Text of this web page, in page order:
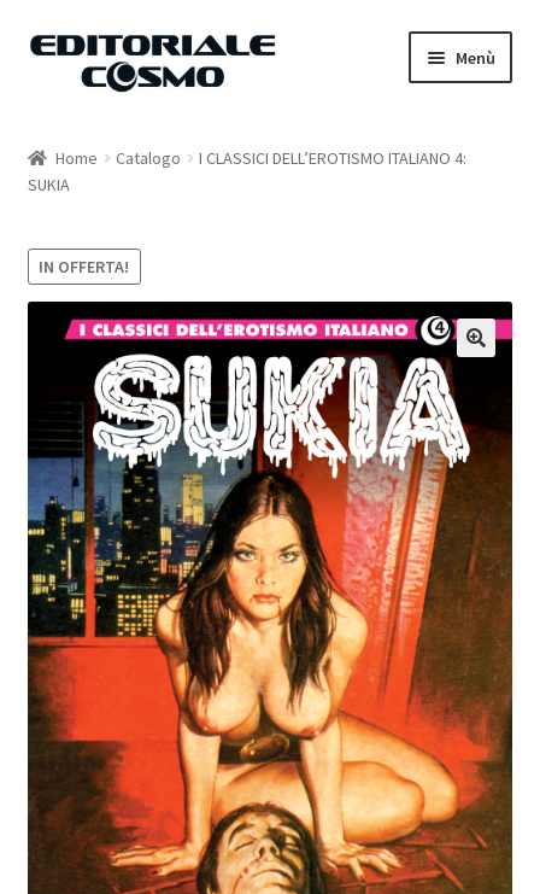
Vai
Vai
Menù
Catalogo
Carrello
Il mio account
Home Catalogo
I CLASSICI DELL’EROTISMO ITALIANO 4:
SUKIA
IN OFFERTA!